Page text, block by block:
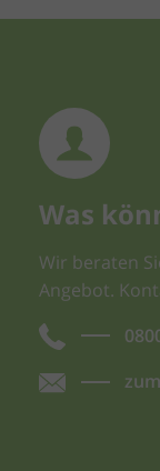
Was
Wir beraten
Angebot.